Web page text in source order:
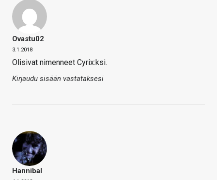
Ovastu02
3.1.2018
Olisivat nimenneet Cyrix:ksi.
Kirjaudu sisään vastataksesi
Hannibal